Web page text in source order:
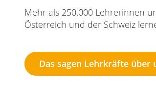
Mehr als 250.000 Lehrerinnen
Österreich und der Schweiz
Das sagen Lehrkräfte über